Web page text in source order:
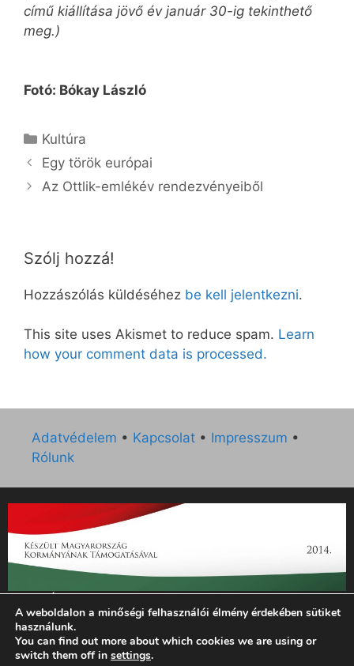
című kiállítása jövő év január 30-ig tekinthető
meg.)
Fotó: Bókay László
Kategória
Kultúra
Egy török európai
Az Ottlik-emlékév rendezvényeiből
Szólj hozzá!
Hozzászólás küldéséhez be kell jelentkezni.
This site uses Akismet to reduce spam. Learn
how your comment data is processed.
Adatvédelem • Kapcsolat • Impresszum •
Rólunk
„Az Új Ember katolikus hetilap 2014. évi működésének
támogatását az EGYH-KCP-14-P-0121 sz. támogatási
szerződés keretében 3 000 000 Ft összegben támogatta az
Emberi Erőforrások Minisztériuma.”
A weboldalon a minőségi felhasználói élmény érdekében sütiket
használunk.
You can find out more about which cookies we are using or
switch them off in settings.